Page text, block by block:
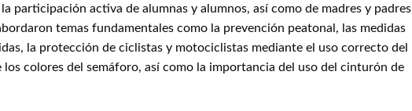
participación activa de alumnas y alumnos, así como de madres y padres
temas fundamentales como la prevención peatonal, las medidas
la protección de ciclistas y motociclistas mediante el uso correcto del
colores del semáforo, así como la importancia del uso del cinturón de